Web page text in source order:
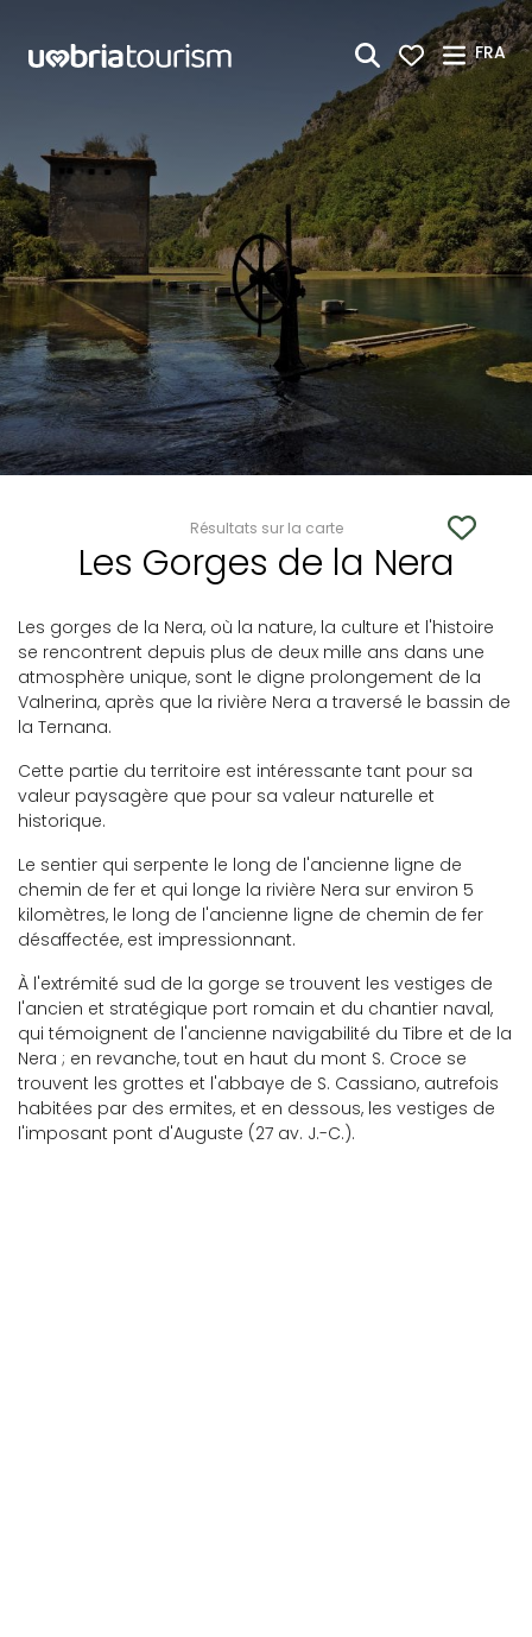
FRA
Résultats sur la carte
Les Gorges de la Nera
Les gorges de la Nera, où la nature, la culture et l'histoire
se rencontrent depuis plus de deux mille ans dans une
atmosphère unique, sont le digne prolongement de la
Valnerina, après que la rivière Nera a traversé le bassin de
la Ternana.
Cette partie du territoire est intéressante tant pour sa
valeur paysagère que pour sa valeur naturelle et
historique.
Le sentier qui serpente le long de l'ancienne ligne de
chemin de fer et qui longe la rivière Nera sur environ 5
kilomètres, le long de l'ancienne ligne de chemin de fer
désaffectée, est impressionnant.
À l'extrémité sud de la gorge se trouvent les vestiges de
l'ancien et stratégique port romain et du chantier naval,
qui témoignent de l'ancienne navigabilité du Tibre et de la
Nera ; en revanche, tout en haut du mont S. Croce se
trouvent les grottes et l'abbaye de S. Cassiano, autrefois
habitées par des ermites, et en dessous, les vestiges de
l'imposant pont d'Auguste (27 av. J.-C.).